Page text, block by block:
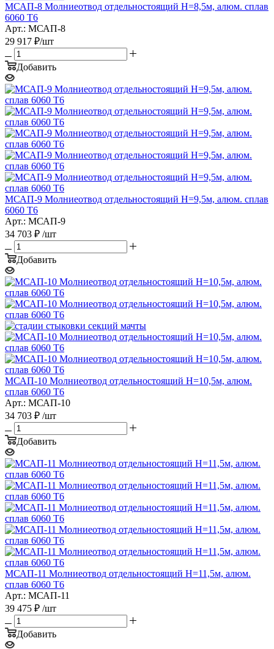
МСАП-8 Молниеотвод отдельностоящий H=8,5м, алюм. сплав
6060 T6
Арт.: МСАП-8
29 917 ₽/шт
Добавить
МСАП-9 Молниеотвод отдельностоящий H=9,5м, алюм. сплав
6060 T6
Арт.: МСАП-9
34 703 ₽ /шт
Добавить
МСАП-10 Молниеотвод отдельностоящий H=10,5м, алюм.
сплав 6060 T6
Арт.: МСАП-10
34 703 ₽ /шт
Добавить
МСАП-11 Молниеотвод отдельностоящий H=11,5м, алюм.
сплав 6060 T6
Арт.: МСАП-11
39 475 ₽ /шт
Добавить